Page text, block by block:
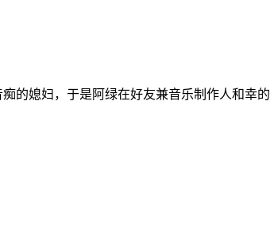
的媳妇，于是阿绿在好友兼音乐制作人和幸的